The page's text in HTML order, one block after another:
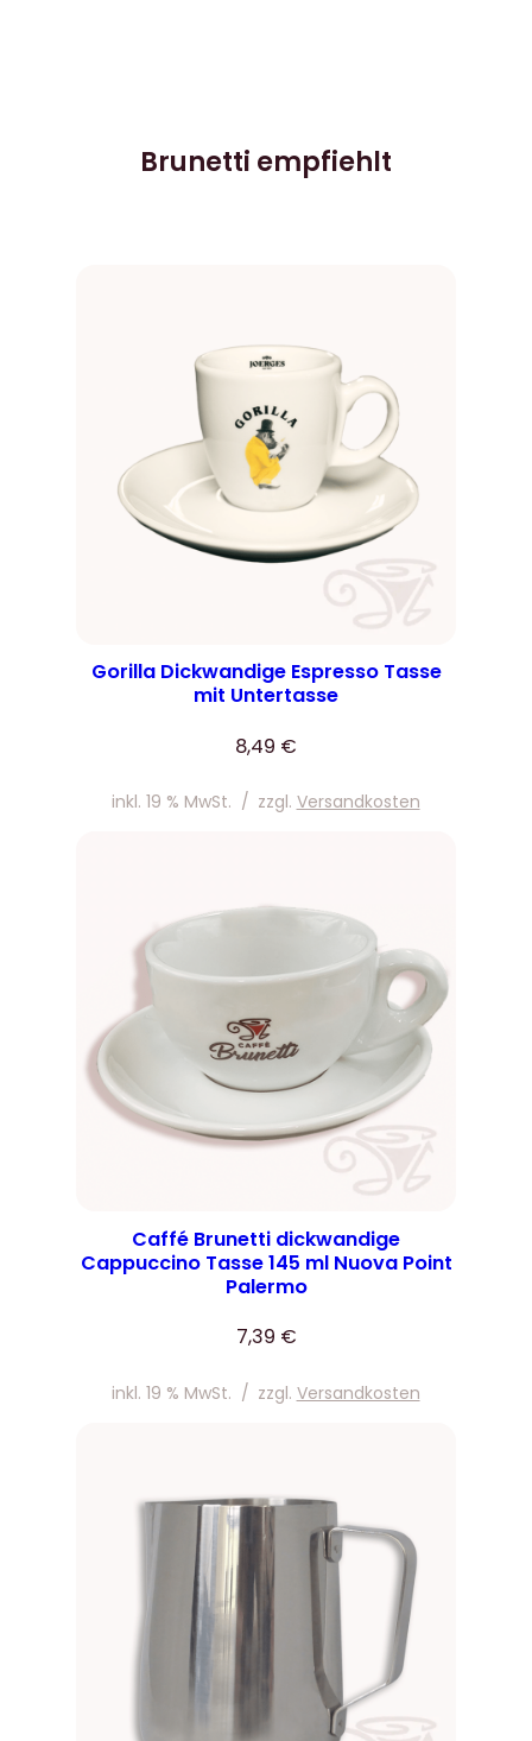
Brunetti empfiehlt
Gorilla Dickwandige Espresso Tasse
mit Untertasse
8,49 €
inkl. 19 % MwSt. / zzgl. Versandkosten
Caffé Brunetti dickwandige
Cappuccino Tasse 145 ml Nuova Point
Palermo
7,39 €
inkl. 19 % MwSt. / zzgl. Versandkosten